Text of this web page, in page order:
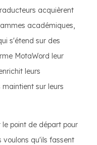
acquièrent
académiques,
s'étend sur des
MotaWord leur
leurs
maintient sur leurs
point de départ pour
voulons qu'ils fassent